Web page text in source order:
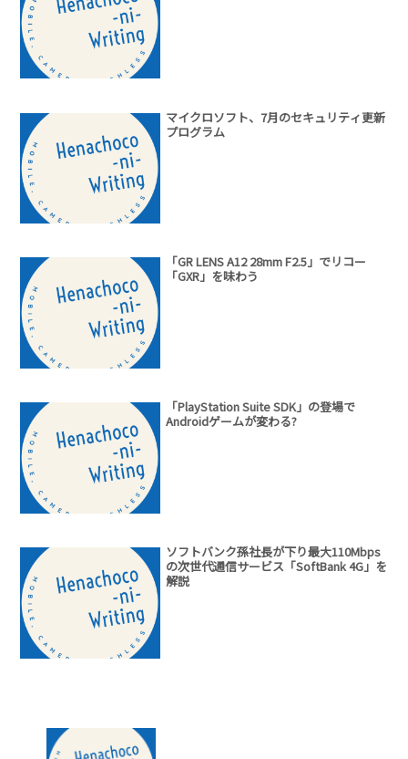
マイクロソフト、7月のセキュリティ更新
プログラム
「GR LENS A12 28mm F2.5」でリコー
「GXR」を味わう
「PlayStation Suite SDK」の登場で
Androidゲームが変わる?
ソフトバンク孫社長が下り最大110Mbps
の次世代通信サービス「SoftBank 4G」を
解説